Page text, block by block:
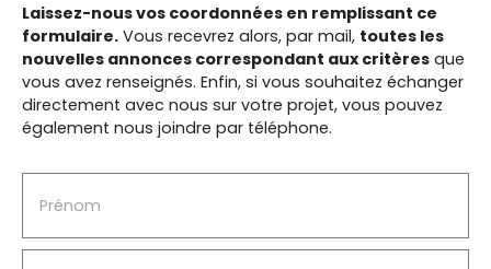
Laissez-nous vos coordonnées en remplissant ce
formulaire. Vous recevrez alors, par mail, toutes les
nouvelles annonces correspondant aux critères que
vous avez renseignés. Enfin, si vous souhaitez échanger
directement avec nous sur votre projet, vous pouvez
également nous joindre par téléphone.
Prénom